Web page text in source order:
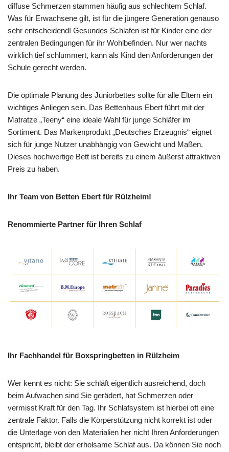
diffuse Schmerzen stammen häufig aus schlechtem Schlaf.
Was für Erwachsene gilt, ist für die jüngere Generation genauso
sehr entscheidend! Gesundes Schlafen ist für Kinder eine der
zentralen Bedingungen für ihr Wohlbefinden. Nur wer nachts
wirklich tief schlummert, kann als Kind den Anforderungen der
Schule gerecht werden.
Die optimale Planung des Juniorbettes sollte für alle Eltern ein
wichtiges Anliegen sein. Das Bettenhaus Ebert führt mit der
Matratze „Teeny“ eine ideale Wahl für junge Schläfer im
Sortiment. Das Markenprodukt „Deutsches Erzeugnis“ eignet
sich für junge Nutzer unabhängig von Gewicht und Maßen.
Dieses hochwertige Bett ist bereits zu einem äußerst attraktiven
Preis zu haben.
Ihr Team von Betten Ebert für Rülzheim!
Renommierte Partner für Ihren Schlaf
Ihr Fachhandel für Boxspringbetten in Rülzheim
Wer kennt es nicht: Sie schläft eigentlich ausreichend, doch
beim Aufwachen sind Sie gerädert, hat Schmerzen oder
vermisst Kraft für den Tag. Ihr Schlafsystem ist hierbei oft eine
zentrale Faktor. Falls die Körperstützung nicht korrekt ist oder
die Unterlage von den Materialien her nicht Ihren Anforderungen
entspricht, bleibt der erholsame Schlaf aus. Da können Sie noch